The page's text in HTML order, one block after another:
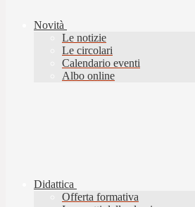
Novità
Le notizie
Le circolari
Calendario eventi
Albo online
Didattica
Offerta formativa